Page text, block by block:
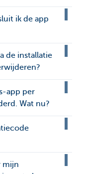
ik de app
de installatie
app per
Wat nu?
mijn